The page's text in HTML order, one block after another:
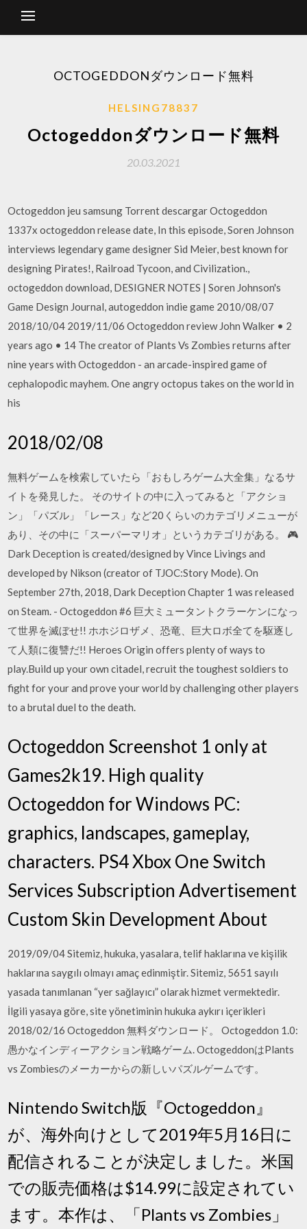
OCTOGEDDONダウンロード無料
HELSING78837
Octogeddonダウンロード無料
20.03.2021
Octogeddon jeu samsung Torrent descargar Octogeddon
1337x octogeddon release date, In this episode, Soren Johnson
interviews legendary game designer Sid Meier, best known for
designing Pirates!, Railroad Tycoon, and Civilization.,
octogeddon download, DESIGNER NOTES | Soren Johnson's
Game Design Journal, autogeddon indie game 2010/08/07
2018/10/04 2019/11/06 Octogeddon review John Walker • 2
years ago • 14 The creator of Plants Vs Zombies returns after
nine years with Octogeddon - an arcade-inspired game of
cephalopodic mayhem. One angry octopus takes on the world in
his
2018/02/08
無料ゲームを検索していたら「おもしろゲーム大全集」なるサ
イトを発見した。 そのサイトの中に入ってみると「アクショ
ン」「パズル」「レース」など20くらいのカテゴリメニューが
あり、その中に「スーパーマリオ」というカテゴリがある。 🎮
Dark Deception is created/designed by Vince Livings and
developed by Nikson (creator of TJOC:Story Mode). On
September 27th, 2018, Dark Deception Chapter 1 was released
on Steam. - Octogeddon #6 巨大ミュータントクラーケンになっ
て世界を滅ぼせ!! ホホジロザメ、恐竜、巨大ロボ全てを駆逐し
て人類に復讐だ!! Heroes Origin offers plenty of ways to
play.Build up your own citadel, recruit the toughest soldiers to
fight for your and prove your world by challenging other players
to a brutal duel to the death.
Octogeddon Screenshot 1 only at
Games2k19. High quality
Octogeddon for Windows PC:
graphics, landscapes, gameplay,
characters. PS4 Xbox One Switch
Services Subscription Advertisement
Custom Skin Development About
2019/09/04 Sitemiz, hukuka, yasalara, telif haklarına ve kişilik
haklarına saygılı olmayı amaç edinmiştir. Sitemiz, 5651 sayılı
yasada tanımlanan “yer sağlayıcı” olarak hizmet vermektedir.
İlgili yasaya göre, site yönetiminin hukuka aykırı içerikleri
2018/02/16 Octogeddon 無料ダウンロード。 Octogeddon 1.0:
愚かなインディーアクション戦略ゲーム. OctogeddonはPlants
vs Zombiesのメーカーからの新しいパズルゲームです。
Nintendo Switch版『Octogeddon』
が、海外向けとして2019年5月16日に
配信されることが決定しました。米国
での販売価格は$14.99に設定されてい
ます。本作は、「Plants vs Zombies」